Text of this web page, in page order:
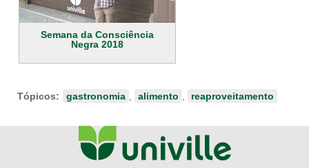
Semana da Consciência
Negra 2018
Tópicos: gastronomia alimento reaproveitamento